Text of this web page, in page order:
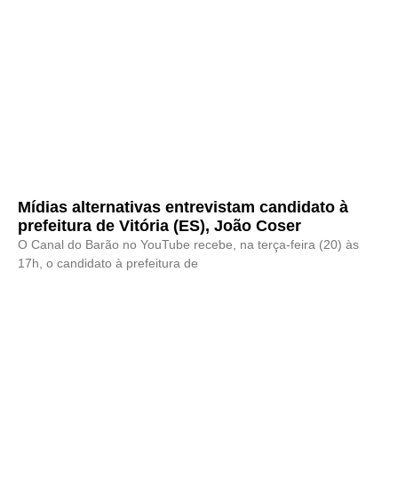
Mídias alternativas entrevistam candidato à
prefeitura de Vitória (ES), João Coser
O Canal do Barão no YouTube recebe, na terça-feira (20) às
17h, o candidato à prefeitura de